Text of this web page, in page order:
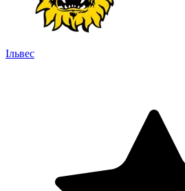
Ільвес